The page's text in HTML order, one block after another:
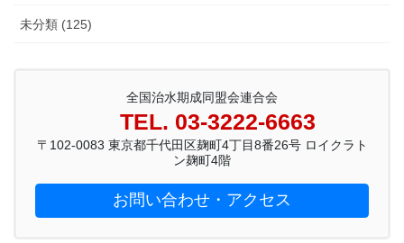
未分類 (125)
全国治水期成同盟会連合会
TEL. 03-3222-6663
〒102-0083 東京都千代田区麹町4丁目8番26号 ロイクラト
ン麹町4階
お問い合わせ・アクセス